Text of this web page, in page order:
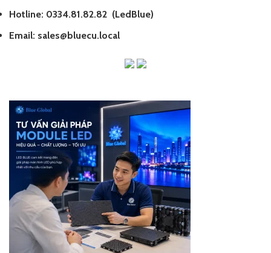
Hotline: 0334.81.82.82 (LedBlue)
Email: sales@bluecu.local